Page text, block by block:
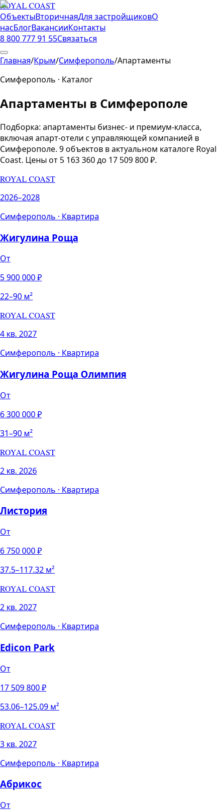
ROYAL COAST
ОбъектыВторичнаяДля застройщиковО
насБлогВакансииКонтакты
8 800 777 91 55Связаться
Главная/Крым/Симферополь/Апартаменты
Симферополь · Каталог
Апартаменты в Симферополе
Подборка: апартаменты бизнес- и премиум-класса,
включая апарт-отели с управляющей компанией в
Симферополе. 9объектов в актуальном каталоге Royal
Coast. Цены от 5 163 360 до 17 509 800 ₽.
ROYAL COAST
2026–2028
Симферополь · Квартира
Жигулина Роща
От
5 900 000₽
22–90 м²
ROYAL COAST
4 кв. 2027
Симферополь · Квартира
Жигулина Роща Олимпия
От
6 300 000₽
31–90 м²
ROYAL COAST
2 кв. 2026
Симферополь · Квартира
Листория
От
6 750 000₽
37.5–117.32 м²
ROYAL COAST
2 кв. 2027
Симферополь · Квартира
Edicon Park
От
17 509 800₽
53.06–125.09 м²
ROYAL COAST
3 кв. 2027
Симферополь · Квартира
Абрикос
От